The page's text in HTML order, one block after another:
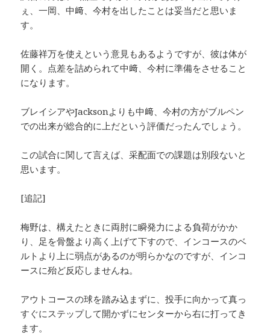
ぇ、一岡、中﨑、今村を出したことは妥当だと思いま
す。
佐藤祥万を使えという意見もあるようですが、彼は体が
開く。点差を詰められて中﨑、今村に準備をさせること
になります。
ブレイシアやJacksonよりも中﨑、今村の方がブルペン
での出来が総合的に上だという評価だったんでしょう。
この試合に関して言えば、采配面での課題は別段ないと
思います。
[追記]
梅野は、構えたときに両肘に瞬発力による負荷がかか
り、足を骨盤より高く上げて下すので、インコースのベ
ルトより上に弱点があるのが明らかなのですが、インコ
ースに殆ど反応しませんね。
アウトコースの球を踏み込まずに、投手に向かって真っ
すぐにステップして開かずにセンターから右に打ってき
ます。